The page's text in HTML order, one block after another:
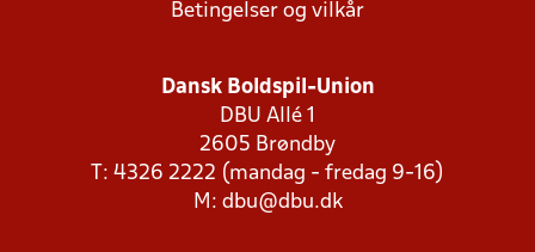
Betingelser og vilkår
Dansk Boldspil-Union
DBU Allé 1
2605 Brøndby
T: 4326 2222 (mandag - fredag 9-16)
M: dbu@dbu.dk